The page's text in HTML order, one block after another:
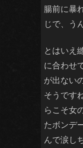
腸前に暴
じで、う
とはいえ
に合わせ
が出ない
そうです
らこそ女
たボンデ
んで涙し